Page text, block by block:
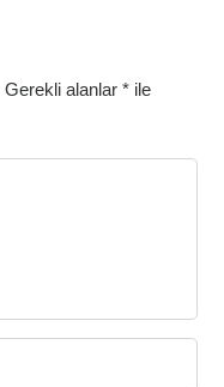
Gerekli alanlar *ile